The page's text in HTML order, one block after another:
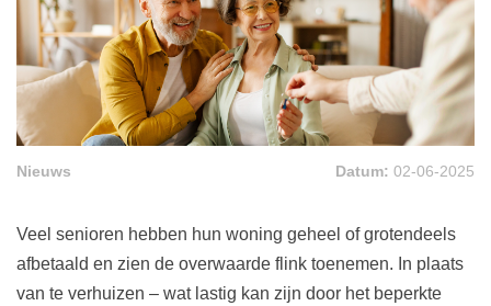
Nieuws Datum: 02-06-2025
Veel senioren hebben hun woning geheel of grotendeels
afbetaald en zien de overwaarde flink toenemen. In plaats
van te verhuizen – wat lastig kan zijn door het beperkte